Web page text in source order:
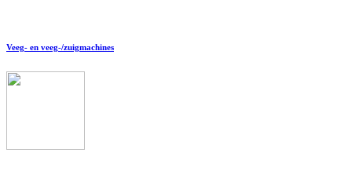
Veeg- en veeg-/zuigmachines